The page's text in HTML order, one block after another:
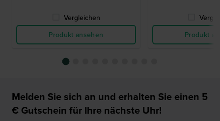
Vergleichen
Produkt ansehen
Produkt
Melden Sie sich an und erhalten Sie einen 5
€ Gutschein für Ihre nächste Uhr!